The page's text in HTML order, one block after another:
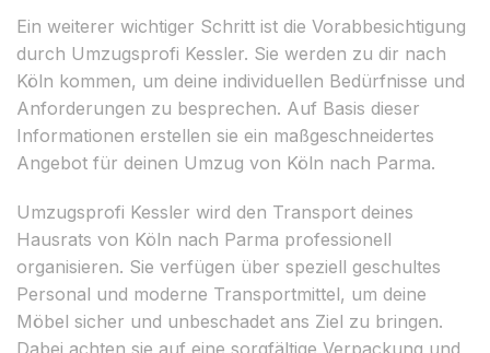
Ein weiterer wichtiger Schritt ist die Vorabbesichtigung
durch Umzugsprofi Kessler. Sie werden zu dir nach
Köln kommen, um deine individuellen Bedürfnisse und
Anforderungen zu besprechen. Auf Basis dieser
Informationen erstellen sie ein maßgeschneidertes
Angebot für deinen Umzug von Köln nach Parma.
Umzugsprofi Kessler wird den Transport deines
Hausrats von Köln nach Parma professionell
organisieren. Sie verfügen über speziell geschultes
Personal und moderne Transportmittel, um deine
Möbel sicher und unbeschadet ans Ziel zu bringen.
Dabei achten sie auf eine sorgfältige Verpackung und